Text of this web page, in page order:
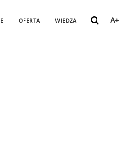
OFERTA WIEDZA A+